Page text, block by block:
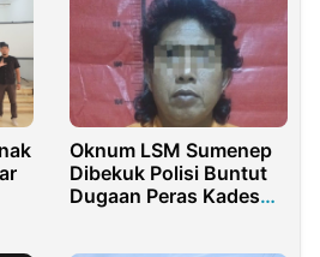
Oknum LSM Sumenep
Dibekuk Polisi Buntut
Dugaan Peras Kades